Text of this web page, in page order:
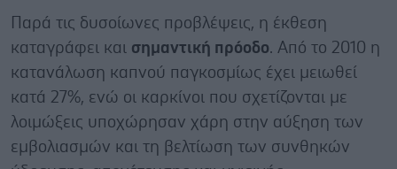
Παρά τις δυσοίωνες προβλέψεις, η έκθεση
καταγράφει και σημαντική πρόοδο. Από το 2010 η
κατανάλωση καπνού παγκοσμίως έχει μειωθεί
κατά 27%, ενώ οι καρκίνοι που σχετίζονται με
λοιμώξεις υποχώρησαν χάρη στην αύξηση των
εμβολιασμών και τη βελτίωση των συνθηκών